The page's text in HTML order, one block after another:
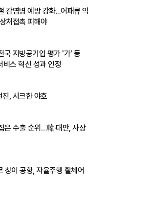
감염병 예방 강화...어패류 익
처접촉 피해야
국 지방공기업 평가 '가' 등
스 혁신 성과 인정
, 시크한 야호
은 수출 순위…韓·대만, 사상
창이 공항, 자율주행 휠체어